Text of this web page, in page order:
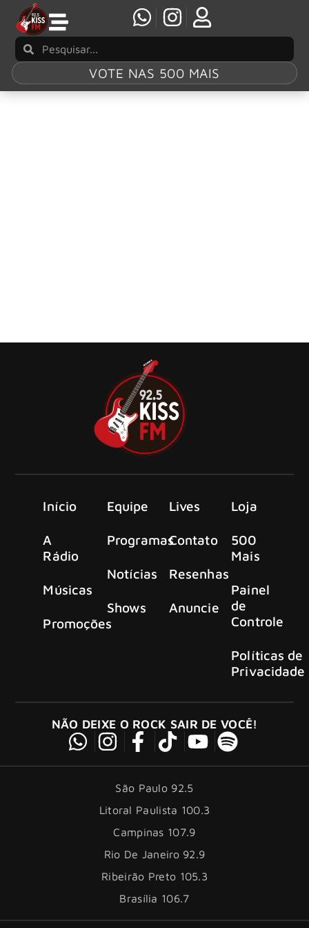
VOTE NAS 500 MAIS
Início
A
Rádio
Músicas
Promoções
Equipe
Programas
Notícias
Shows
Lives
Contato
Resenhas
Anuncie
Loja
500
Mais
Painel
de
Controle
Políticas de
Privacidade
NÃO DEIXE O ROCK SAIR DE VOCÊ!
São Paulo 92.5
Litoral Paulista 100.3
Campinas 107.9
Rio De Janeiro 92.9
Ribeirão Preto 105.3
Brasília 106.7